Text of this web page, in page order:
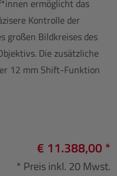
ermöglicht das
Kontrolle der
großen Bildkreises des
Die zusätzliche
12 mm Shift-Funktion
€ 11.388,00 *
* Preis inkl. 20 Mwst.